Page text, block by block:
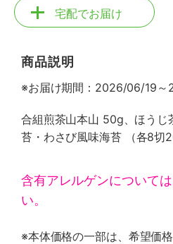
宅配でお届け
商品説明
※お届け期間：2026/06/19
合組煎茶山本山 50g、ほう
苔・わさび風味海苔 （各8切
含有アレルゲンについて
い。
※本体価格の一部は、希望価